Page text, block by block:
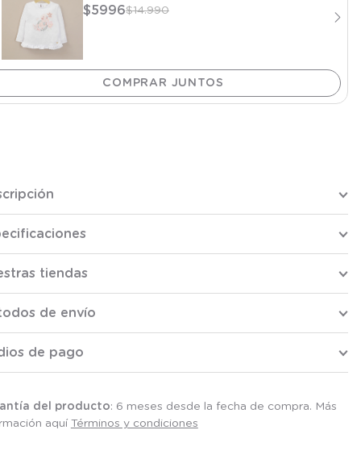
$5996$14.990
tiendas
de envío
de pago
del producto: 6 meses desde la fecha de compra. Más
aquí Términos y condiciones